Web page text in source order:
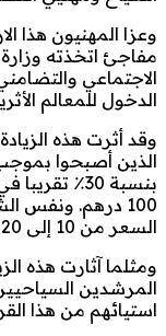
وعزا المهنيون هذا
مفاجئ اتخذته وزارة
الاجتماعي
الدخول للمعالم
وقد أثرت هذه
الذين أصبحوا
100 درهم. ونفس
السعر من 10 إلى 20 درهما.
ومثلما آثارت هذه
المرشدين
استيائهم من هذا